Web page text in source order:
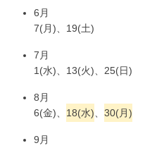
6月
7(月)、19(土)
7月
1(水)、13(火)、25(日)
8月
6(金)、 18(水) 30(月)
9月